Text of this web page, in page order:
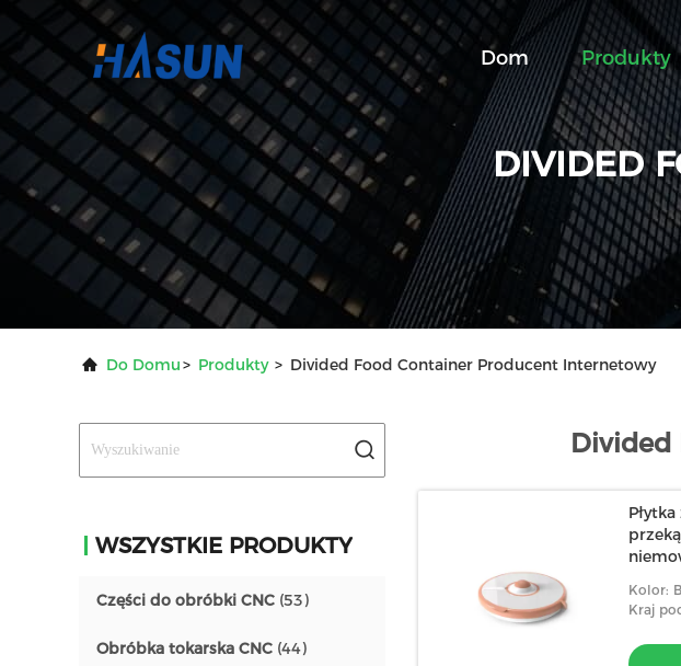
Dom Produkty
DIVIDED
Do Domu> Produkty > Divided Food Container Producent Internetowy
WSZYSTKIE PRODUKTY
Części do obróbki CNC (53)
Obróbka tokarska CNC (44)
Divided
Kolor:
Kraj